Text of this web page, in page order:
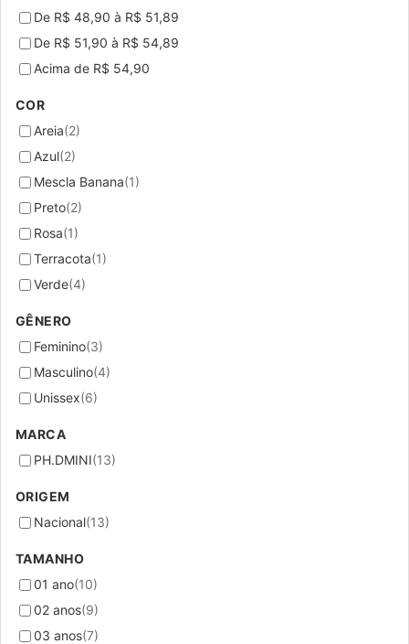
De R$ 48,90 à R$ 51,89
De R$ 51,90 à R$ 54,89
Acima de R$ 54,90
COR
Areia(2)
Azul(2)
Mescla Banana(1)
Preto(2)
Rosa(1)
Terracota(1)
Verde(4)
GÊNERO
Feminino(3)
Masculino(4)
Unissex(6)
MARCA
PH.DMINI(13)
ORIGEM
Nacional(13)
TAMANHO
01 ano(10)
02 anos(9)
03 anos(7)